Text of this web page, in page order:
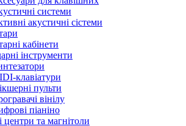
системи
акустичні сістеми
кабінети
інструменти
клавіатури
пульти
вінілу
піаніно
центри та магнітоли